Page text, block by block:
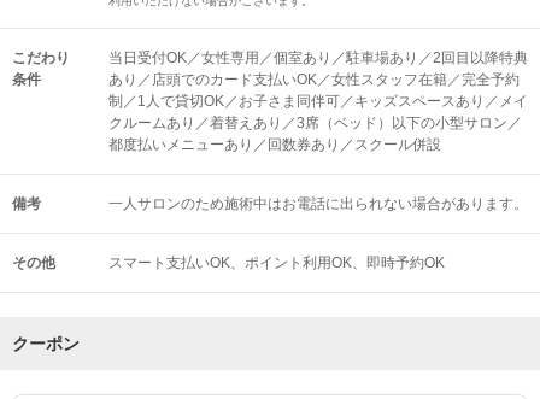
こだわり
条件
当日受付OK／女性専用／個室あり／駐車場あり／2回目以降特典
あり／店頭でのカード支払いOK／女性スタッフ在籍／完全予約
制／1人で貸切OK／お子さま同伴可／キッズスペースあり／メイ
クルームあり／着替えあり／3席（ベッド）以下の小型サロン／
都度払いメニューあり／回数券あり／スクール併設
備考 一人サロンのため施術中はお電話に出られない場合があります。
その他 スマート支払いOK ポイント利用OK 即時予約OK
クーポン